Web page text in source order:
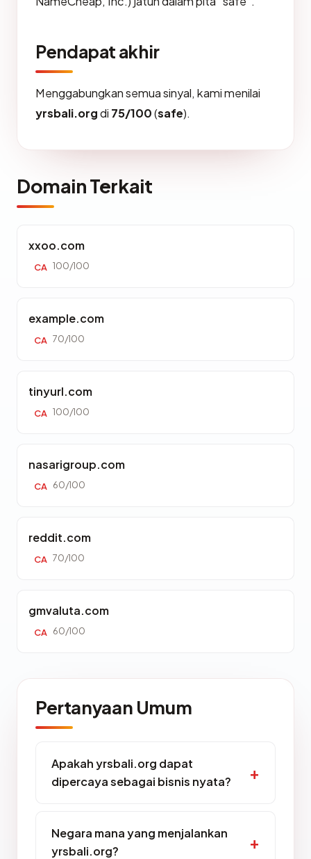
Pendapat akhir
Menggabungkan semua sinyal, kami menilai
yrsbali.orgdi 75/100(safe).
Domain Terkait
xxoo.com
CA 100/100
example.com
CA 70/100
tinyurl.com
CA 100/100
nasarigroup.com
CA 60/100
reddit.com
CA 70/100
gmvaluta.com
CA 60/100
Pertanyaan Umum
Apakah yrsbali.org dapat
dipercaya sebagai bisnis nyata?
Negara mana yang menjalankan
yrsbali.org?